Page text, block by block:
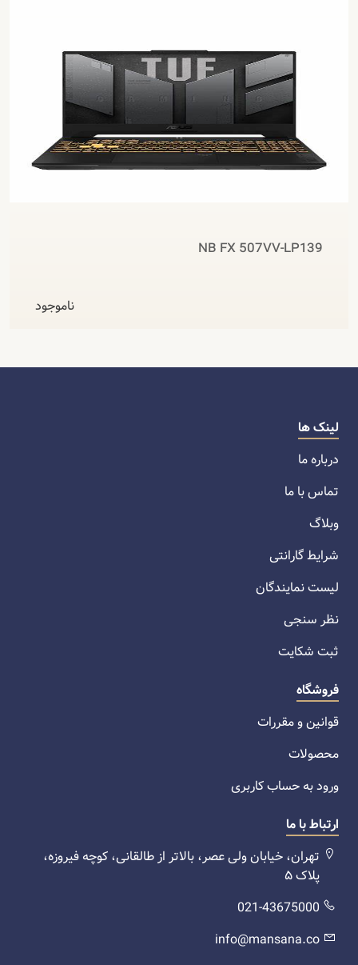
NB FX 507VV-LP139
ناموجود
لینک ها
درباره ما
تماس با ما
وبلاگ
شرایط گارانتی
لیست نمایندگان
نظر سنجی
ثبت شکایت
فروشگاه
قوانین و مقررات
محصولات
ورود به حساب کاربری
ارتباط با ما
تهران، خیابان ولی عصر، بالاتر از طالقانی، کوچه فیروزه،
پلاک ۵
021-43675000
info@mansana.co